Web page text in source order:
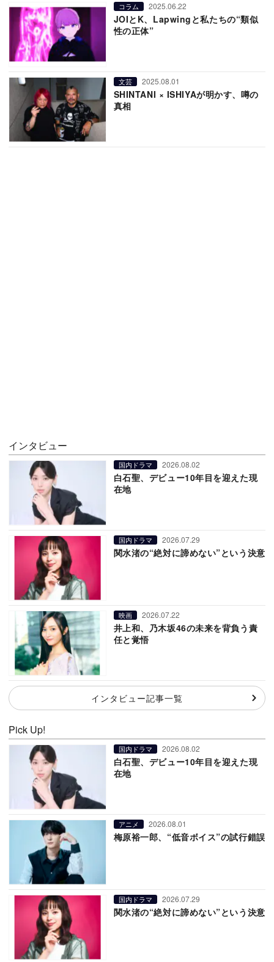
コラム 2025.06.22
JOIとK、Lapwingと私たちの“類似
性の正体”
文芸 2025.08.01
SHINTANI × ISHIYAが明かす、噂の
真相
インタビュー
国内ドラマ 2026.08.02
白石聖、デビュー10年目を迎えた現
在地
国内ドラマ 2026.07.29
関水渚の“絶対に諦めない”という決意
映画 2026.07.22
井上和、乃木坂46の未来を背負う責
任と覚悟
インタビュー記事一覧
Pick Up!
国内ドラマ 2026.08.02
白石聖、デビュー10年目を迎えた現
在地
アニメ 2026.08.01
梅原裕一郎、“低音ボイス”の試行錯誤
国内ドラマ 2026.07.29
関水渚の“絶対に諦めない”という決意